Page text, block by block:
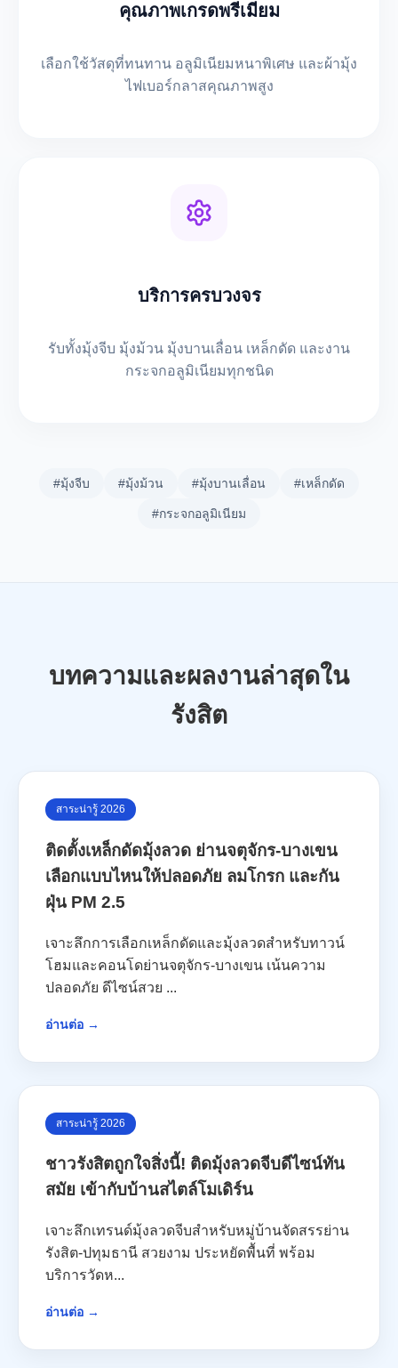
คุณภาพเกรดพรีเมียม
เลือกใช้วัสดุที่ทนทาน อลูมิเนียมหนาพิเศษ และผ้ามุ้ง
ไฟเบอร์กลาสคุณภาพสูง
บริการครบวงจร
รับทั้งมุ้งจีบ มุ้งม้วน มุ้งบานเลื่อน เหล็กดัด และงาน
กระจกอลูมิเนียมทุกชนิด
#มุ้งจีบ #มุ้งม้วน #มุ้งบานเลื่อน #เหล็กดัด
#กระจกอลูมิเนียม
บทความและผลงานล่าสุดใน
รังสิต
สาระน่ารู้ 2026
ติดตั้งเหล็กดัดมุ้งลวด ย่านจตุจักร-บางเขน
เลือกแบบไหนให้ปลอดภัย ลมโกรก และกัน
ฝุ่น PM 2.5
เจาะลึกการเลือกเหล็กดัดและมุ้งลวดสำหรับทาวน์
โฮมและคอนโดย่านจตุจักร-บางเขน เน้นความ
ปลอดภัย ดีไซน์สวย ...
อ่านต่อ →
สาระน่ารู้ 2026
ชาวรังสิตถูกใจสิ่งนี้! ติดมุ้งลวดจีบดีไซน์ทัน
สมัย เข้ากับบ้านสไตล์โมเดิร์น
เจาะลึกเทรนด์มุ้งลวดจีบสำหรับหมู่บ้านจัดสรรย่าน
รังสิต-ปทุมธานี สวยงาม ประหยัดพื้นที่ พร้อม
บริการวัดห...
อ่านต่อ →